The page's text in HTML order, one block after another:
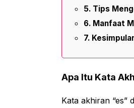
Tips
Manfaat
Apa Itu Kata
Kata akhiran “es”